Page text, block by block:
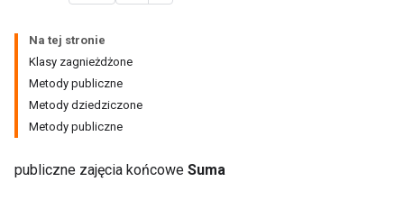
Na tej stronie
Klasy zagnieżdżone
Metody publiczne
Metody dziedziczone
Metody publiczne
publiczne zajęcia końcowe Suma